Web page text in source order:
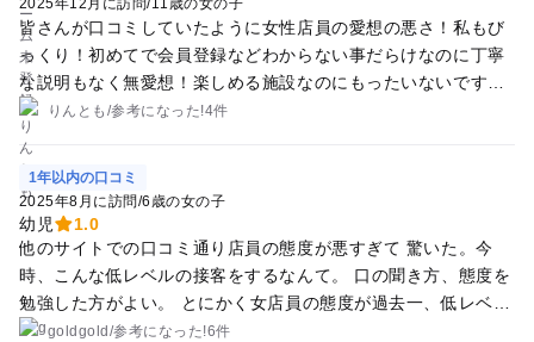
2025年12月に訪問/11歳の女の子
皆さんが口コミしていたように女性店員の愛想の悪さ！私もび
っくり！初めてで会員登録などわからない事だらけなのに丁寧
な説明もなく無愛想！楽しめる施設なのにもったいないです！
これだけ何人もの人がこの口コミをしているのだから真摯に受
け止め改善するべきではないでしょうか？
りんとも /参考に なった!4件
1年以内の口コミ
2025年8月に訪問/6歳の女の子
幼児
1.0
他のサイトでの口コミ通り店員の態度が悪すぎて 驚いた。今
時、こんな低レベルの接客をするなんて。 口の聞き方、態度を
勉強した方がよい。 とにかく女店員の態度が過去一、低レベル
だった。
goldgold /参考に なった!6件